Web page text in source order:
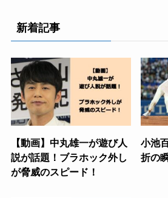
新着記事
【動画】中丸雄一が遊び人
説が話題！ブラホック外し
が脅威のスピード！
小池
折の